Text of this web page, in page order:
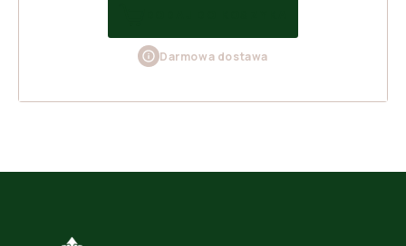
Darmowa dostawa